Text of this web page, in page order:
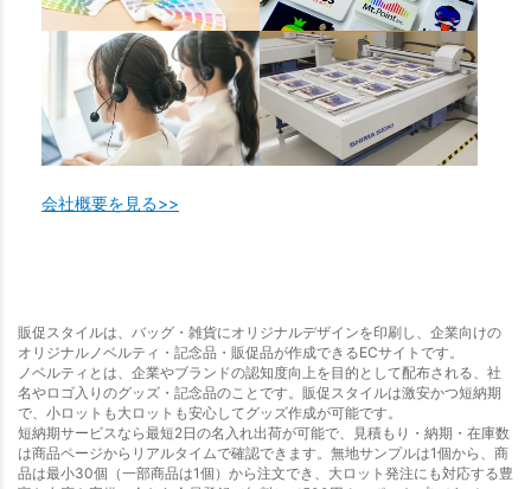
会社概要を見る>>
販促スタイルは、バッグ・雑貨にオリジナルデザインを印刷し、企業向けの
オリジナルノベルティ・記念品・販促品が作成できるECサイトです。
ノベルティとは、企業やブランドの認知度向上を目的として配布される、社
名やロゴ入りのグッズ・記念品のことです。販促スタイルは激安かつ短納期
で、小ロットも大ロットも安心してグッズ作成が可能です。
短納期サービスなら最短2日の名入れ出荷が可能で、見積もり・納期・在庫数
は商品ページからリアルタイムで確認できます。無地サンプルは1個から、商
品は最小30個（一部商品は1個）から注文でき、大ロット発注にも対応する豊